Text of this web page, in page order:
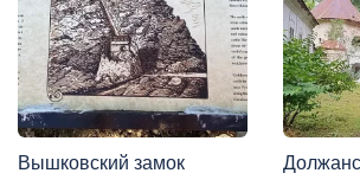
Вышковский замок